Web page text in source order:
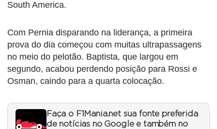
South America.
Com Pernia disparando na liderança, a primeira
prova do dia começou com muitas ultrapassagens
no meio do pelotão. Baptista, que largou em
segundo, acabou perdendo posição para Rossi e
Osman, caindo para a quarta colocação.
Faça o F1Mania.net sua fonte preferida
de notícias no Google e também no